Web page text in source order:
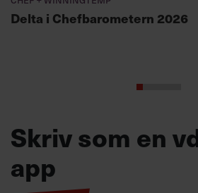
Delta i Chefbarometern 2026
Skriv som en
app